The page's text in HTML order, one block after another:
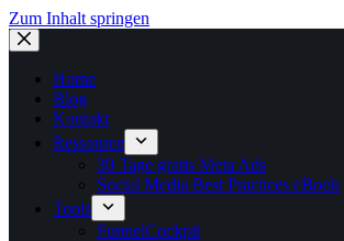
Zum Inhalt springen
Home
Blog
Kontakt
Ressource
30 Tage gratis Meta Ads
Social Media Best Practices eBook
Tools
FunnelCockpit